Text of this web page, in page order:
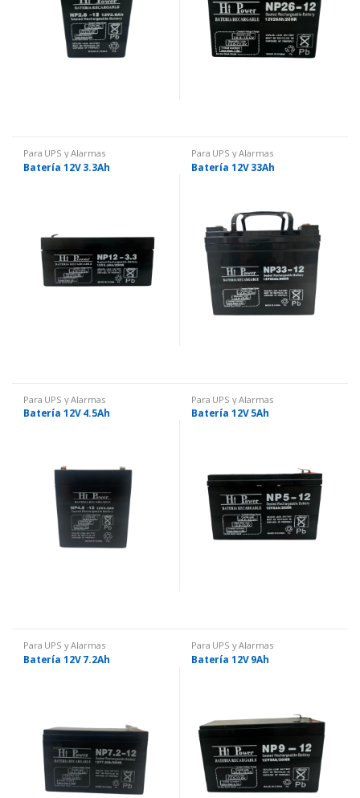
Para UPS y Alarmas
Batería 12V 3.3Ah
Para UPS y Alarmas
Batería 12V 33Ah
Para UPS y Alarmas
Batería 12V 4.5Ah
Para UPS y Alarmas
Batería 12V 5Ah
Para UPS y Alarmas
Batería 12V 7.2Ah
Para UPS y Alarmas
Batería 12V 9Ah